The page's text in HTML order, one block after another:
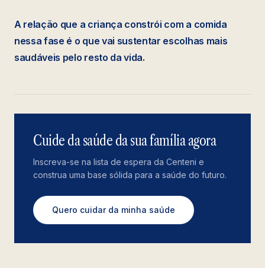
A relação que a criança constrói com a comida
nessa fase é o que vai sustentar escolhas mais
saudáveis pelo resto da vida.
Cuide da saúde da sua família agora
Inscreva-se na lista de espera da Centeni e
construa uma base sólida para a saúde do futuro.
Quero cuidar da minha saúde